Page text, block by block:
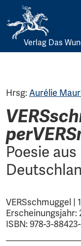
Skip
Verlag Das
Hrsg:Aurélie
Poesie
VERSschmuggel |
Erscheinungsjahr:
ISBN: 978-3-